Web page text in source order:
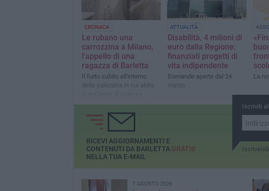
CRONACA
Le rubano una
carrozzina a Milano,
l'appello di una
ragazza di Barletta
Il furto subito all'interno
della palazzina in cui abita,
TikTok
ATTUALITÀ
Disabilità, 4 milioni di
euro dalla Regione:
finanziati progetti di
vita indipendente
Domande aperte dal 24
marzo
La
Iscriviti
RICEVI AGGIORNAMENTI E
CONTENUTI DA BARLETTA GRATIS
NELLA TUA E-MAIL
7 AGOSTO 2026